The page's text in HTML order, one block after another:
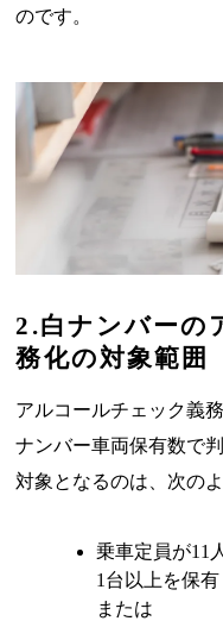
のです。
2.白ナンバーの
務化の対象範囲
アルコールチェック義
ナンバー車両保有数で
対象となるのは、次の
乗車定員が11
1台以上を保有
または